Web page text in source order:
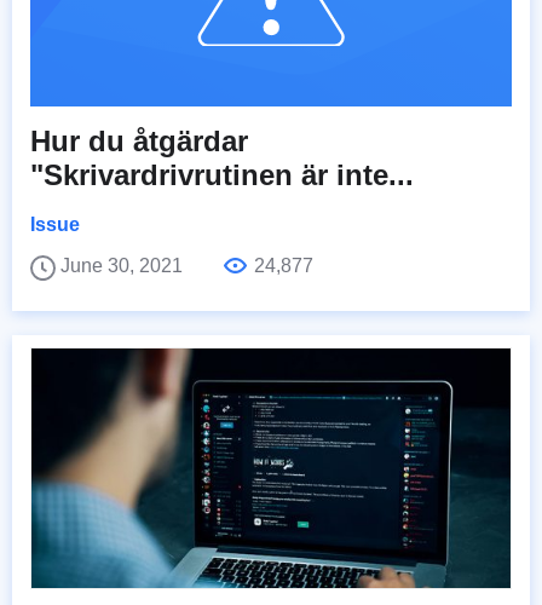
Hur du åtgärdar
"Skrivardrivrutinen är inte...
Issue
June 30, 2021
24,877